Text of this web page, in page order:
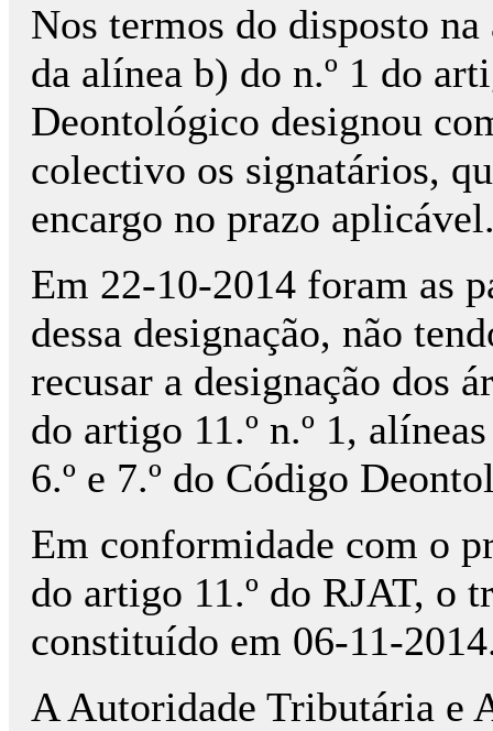
Nos termos do disposto
da alínea b) do n.º 1 do
Deontológico designou
colectivo os signatários,
encargo no prazo
Em 22-10-2014 foram as
dessa designação, não
recusar a designação dos
do artigo 11.º n.º 1,
6.º e 7.º do Código
Em conformidade com o
do artigo 11.º do RJAT,
constituído em 06-11-
A Autoridade Tributária e